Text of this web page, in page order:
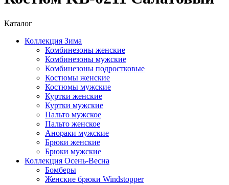
Каталог
Коллекция Зима
Комбинезоны женские
Комбинезоны мужские
Комбинезоны подростковые
Костюмы женские
Костюмы мужские
Куртки женские
Куртки мужские
Пальто мужское
Пальто женское
Анораки мужские
Брюки женские
Брюки мужские
Коллекция Осень-Весна
Бомберы
Женские брюки Windstopper